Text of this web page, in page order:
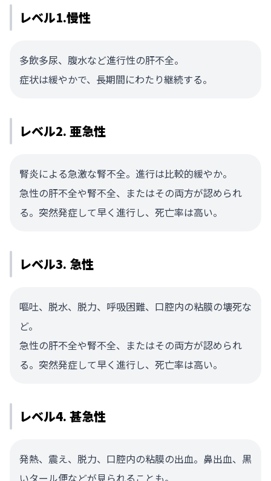
レベル1.慢性
多飲多尿、腹水など進行性の肝不全。
症状は緩やかで、長期間にわたり継続する。
レベル2. 亜急性
腎炎による急激な腎不全。進行は比較的緩やか。
急性の肝不全や腎不全、またはその両方が認められ
る。突然発症して早く進行し、死亡率は高い。
レベル3. 急性
嘔吐、脱水、脱力、呼吸困難、口腔内の粘膜の壊死な
ど。
急性の肝不全や腎不全、またはその両方が認められ
る。突然発症して早く進行し、死亡率は高い。
レベル4. 甚急性
発熱、震え、脱力、口腔内の粘膜の出血。鼻出血、黒
いタール便などが見られることも。